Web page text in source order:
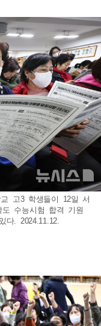
고3 학생들이 12일 서
도 수능시험 합격 기원
다. 2024.11.12.